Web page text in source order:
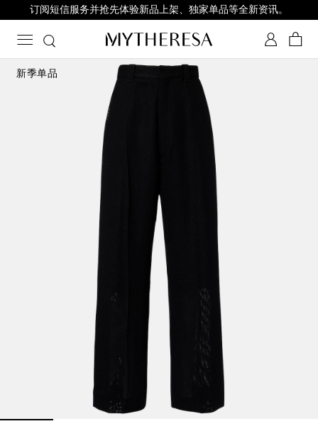
订阅短信服务并抢先体验新品上架、独家单品等全新资讯。
新季单品